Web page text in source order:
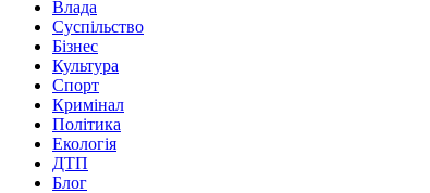
Новости Запорожья и Запорожской области сегодня.
Влада
Суспільство
Бізнес
Культура
Спорт
Кримінал
Політика
Екологія
ДТП
Блог